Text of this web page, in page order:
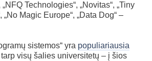
„NFQ Technologies“, „Novitas“, „Tiny
„No Magic Europe“, „Data Dog“ –
sistemos“ yra populiariausia
tarp visų šalies universitetų – į šios